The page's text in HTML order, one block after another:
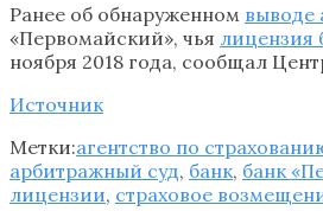
Ранее об обнаруженном выводе
«Первомайский», чья лицензия
ноября 2018 года, сообщал
Источник
Метки:агентство по
арбитражный суд, банк, банк
лицензии, страховое